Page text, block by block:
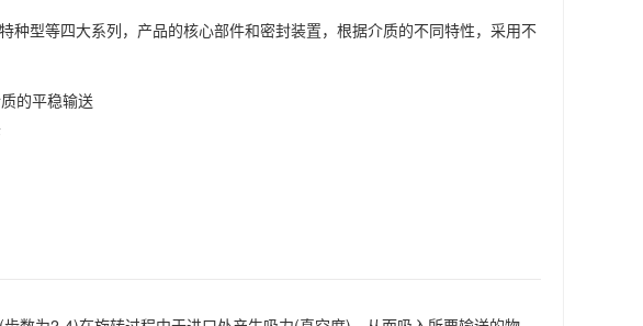
种型等四大系列，产品的核心部件和密封装置，根据介质的不同特性，采用不
的平稳输送